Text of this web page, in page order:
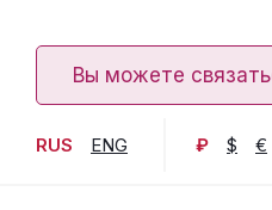
Вы можете
RUS ENG ₽ $ €